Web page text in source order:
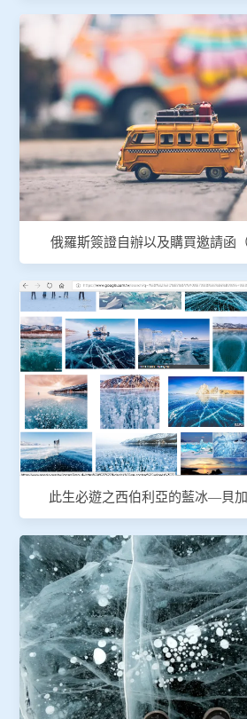
俄羅斯簽證自辦以及購買邀請函（
此生必遊之西伯利亞的藍冰—貝